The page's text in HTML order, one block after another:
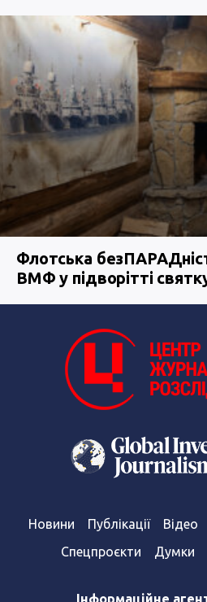
Флотська
ВМФ у підворітті
Новини Публікації Відео
Спецпроєкти
Думки